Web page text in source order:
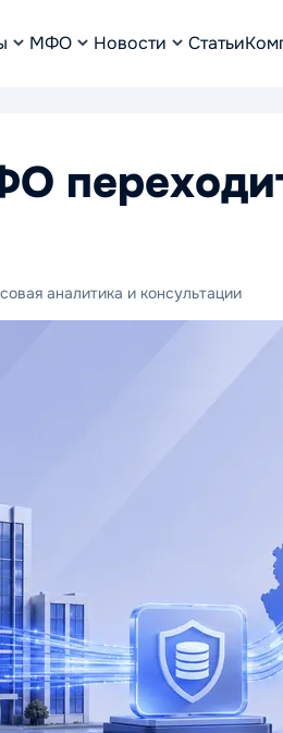
МФО Новости Статьи
аналитика и консультации